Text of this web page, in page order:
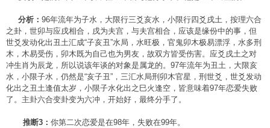
分析： 96年流年为子水，大限行三爻亥水，小限行四爻戌土，按理六合
之卦，世卯与应戌相合，戌为夫宫，与夫宫相合，应该是缘份中的事，但
世爻发动化出丑土汇成“子亥丑”水局，水旺极，官鬼卯木极易漂浮，水多刑
木，木易受伤，卯木既为自己也为男友，故双方皆受伤害。应爻戌土之对
冲生肖为辰龙，所以说该年谈的对象是属龙的。97年流年为丑土，大限亥
水，小限子水，仍然是“亥子丑”，三汇水局刑卯木官星，刑世爻，世爻发动
化出之丑土逢值太岁，小限子水化出之巳火逢空，皆意味着97年恋爱失败
了。主卦六合变卦变为六冲，开始好，最终分手了。
推断3： 你第二次恋爱是在98年，失败在99年。